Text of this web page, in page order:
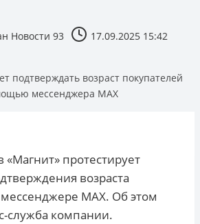
Новости 93 17.09.2025 15:42
подтверждать возраст покупателей
мессенджера MAX
«Магнит» протестирует
возраста
MAX. Об этом
служба компании.